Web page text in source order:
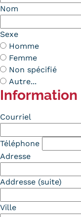
Nom
Sexe
Homme
Femme
Non spécifié
Autre...
Contact
Courriel
Téléphone
Adresse
Addresse (suite)
Ville